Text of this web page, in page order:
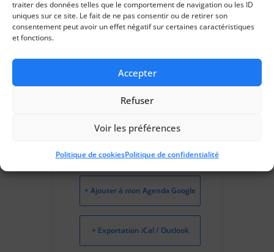
traiter des données telles que le comportement de navigation ou les ID
uniques sur ce site. Le fait de ne pas consentir ou de retirer son
consentement peut avoir un effet négatif sur certaines caractéristiques
et fonctions.
Accepter
Refuser
Voir les préférences
Politique de cookiesPolitique de confidentialité
Saran
prévention
+ Ajouter à mon Agenda Google
+ Exportation iCal / Outlook